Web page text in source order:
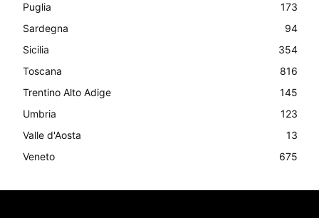
Puglia
173
Sardegna
94
Sicilia
354
Toscana
816
Trentino Alto Adige
145
Umbria
123
Valle d'Aosta
13
Veneto
675